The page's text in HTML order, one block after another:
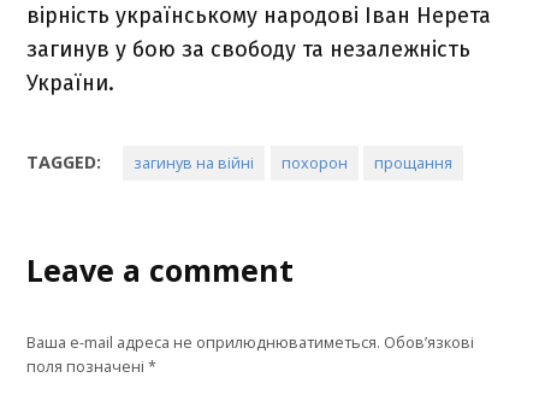
вірність українському народові Іван Нерета
загинув у бою за свободу та незалежність
України.
TAGGED: загинув на війні похорон прощання
Leave a comment
Ваша e-mail адреса не оприлюднюватиметься. Обов’язкові
поля позначені*